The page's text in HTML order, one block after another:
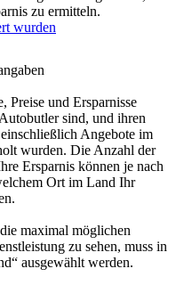
zu ermitteln.
wurden
Preise und Ersparnisse
sind, und ihren
Angebote im
wurden. Die Anzahl der
Ersparnis können je nach
Ort im Land Ihr
maximal möglichen
zu sehen, muss in
ausgewählt werden.